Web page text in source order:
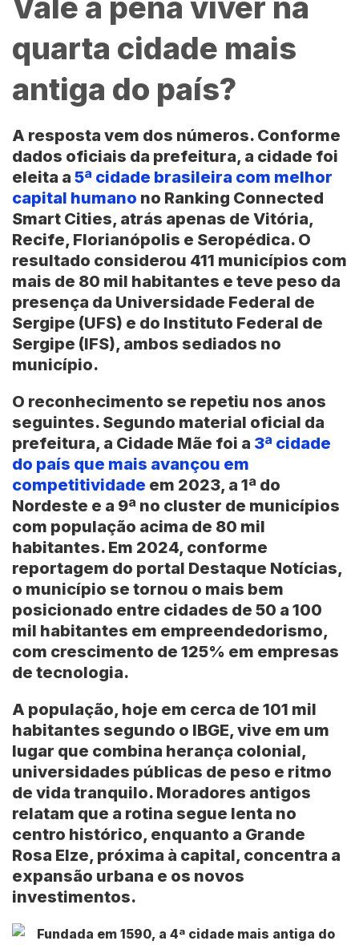
quarta cidade mais
antiga do país?
A resposta vem dos números. Conforme
dados oficiais da prefeitura, a cidade foi
eleita a 5ª cidade brasileira com melhor
capital humano no Ranking Connected
Smart Cities, atrás apenas de Vitória,
Recife, Florianópolis e Seropédica. O
resultado considerou 411 municípios com
mais de 80 mil habitantes e teve peso da
presença da Universidade Federal de
Sergipe (UFS) e do Instituto Federal de
Sergipe (IFS), ambos sediados no
município.
O reconhecimento se repetiu nos anos
seguintes. Segundo material oficial da
prefeitura, a Cidade Mãe foi a 3ª cidade
do país que mais avançou em
competitividade em 2023, a 1ª do
Nordeste e a 9ª no cluster de municípios
com população acima de 80 mil
habitantes. Em 2024, conforme
reportagem do portal Destaque Notícias,
o município se tornou o mais bem
posicionado entre cidades de 50 a 100
mil habitantes em empreendedorismo,
com crescimento de 125% em empresas
de tecnologia.
A população, hoje em cerca de 101 mil
habitantes segundo o IBGE, vive em um
lugar que combina herança colonial,
universidades públicas de peso e ritmo
de vida tranquilo. Moradores antigos
relatam que a rotina segue lenta no
centro histórico, enquanto a Grande
Rosa Elze, próxima à capital, concentra a
expansão urbana e os novos
investimentos.